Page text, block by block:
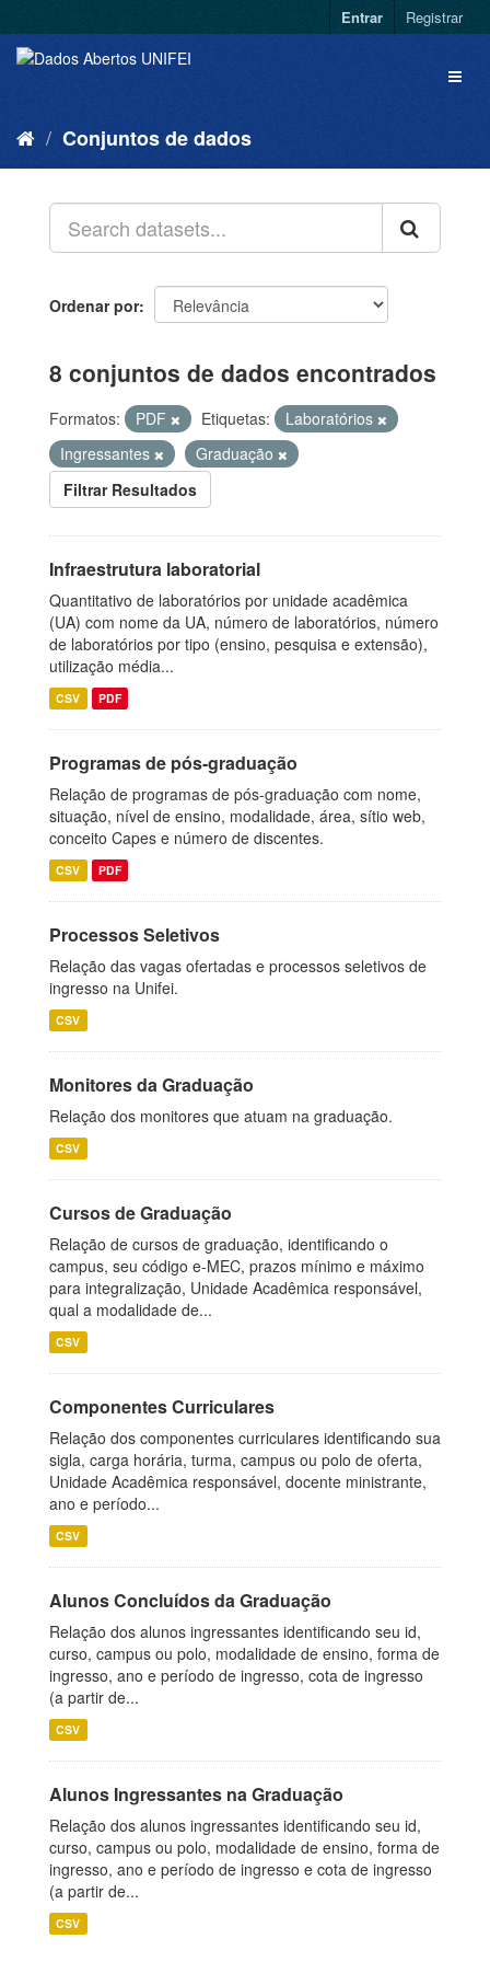
Entrar Registrar
Conjuntos de dados
Ordenar por
8 conjuntos de dados encontrados
Formatos: PDF Etiquetas:
Laboratórios
Ingressantes
Graduação
Filtrar Resultados
Infraestrutura laboratorial
Quantitativo de laboratórios por unidade acadêmica
(UA) com nome da UA, número de laboratórios, número
de laboratórios por tipo (ensino, pesquisa e extensão),
utilização média...
CSV PDF
Programas de pós-graduação
Relação de programas de pós-graduação com nome,
situação, nível de ensino, modalidade, área, sítio web,
conceito Capes e número de discentes.
CSV PDF
Processos Seletivos
Relação das vagas ofertadas e processos seletivos de
ingresso na Unifei.
CSV
Monitores da Graduação
Relação dos monitores que atuam na graduação.
CSV
Cursos de Graduação
Relação de cursos de graduação, identificando o
campus, seu código e-MEC, prazos mínimo e máximo
para integralização, Unidade Acadêmica responsável,
qual a modalidade de...
CSV
Componentes Curriculares
Relação dos componentes curriculares identificando sua
sigla, carga horária, turma, campus ou polo de oferta,
Unidade Acadêmica responsável, docente ministrante,
ano e período...
CSV
Alunos Concluídos da Graduação
Relação dos alunos ingressantes identificando seu id,
curso, campus ou polo, modalidade de ensino, forma de
ingresso, ano e período de ingresso, cota de ingresso
(a partir de...
CSV
Alunos Ingressantes na Graduação
Relação dos alunos ingressantes identificando seu id,
curso, campus ou polo, modalidade de ensino, forma de
ingresso, ano e período de ingresso e cota de ingresso
(a partir de...
CSV